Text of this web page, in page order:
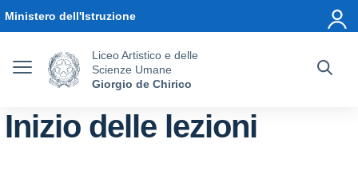
Ministero dell'Istruzione
Liceo Artistico e delle
Scienze Umane
Giorgio de Chirico
Inizio delle lezioni